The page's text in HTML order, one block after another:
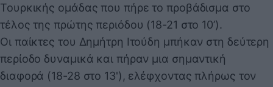
Τουρκικής ομάδας που πήρε το προβάδισμα στο
τέλος της πρώτης περιόδου (18-21 στο 10’).
Οι παίκτες του Δημήτρη Ιτούδη μπήκαν στη δεύτερη
περίοδο δυναμικά και πήραν μια σημαντική
διαφορά (18-28 στο 13'), ελέφχοντας πλήρως τον